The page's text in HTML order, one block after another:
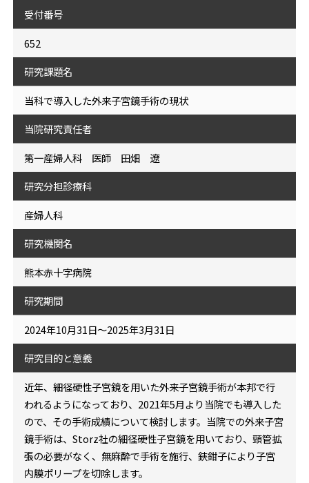
受付番号
652
研究課題名
当科で導入した外来子宮鏡手術の現状
当院研究責任者
第一産婦人科 医師 田畑 遼
研究分担診療科
産婦人科
研究機関名
熊本赤十字病院
研究期間
2024年10月31日～2025年3月31日
研究目的と意義
近年、細径硬性子宮鏡を用いた外来子宮鏡手術が本邦で行
われるようになっており、2021年5月より当院でも導入した
ので、その手術成績について検討します。当院での外来子宮
鏡手術は、Storz社の細径硬性子宮鏡を用いており、頸管拡
張の必要がなく、無麻酔で手術を施行、鋏鉗子により子宮
内膜ポリープを切除します。